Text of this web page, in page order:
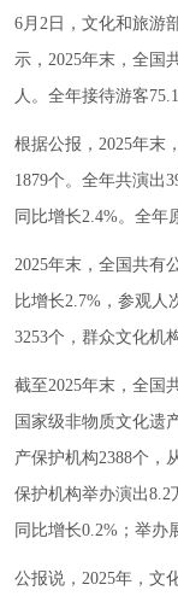
6月2日，文化和旅游
示，2025年末，全国
人。全年接待游客
根据公报，2025年末
1879个。全年共演出
同比增长2.4%。全年
2025年末，全国共有
比增长2.7%，参观人
3253个，群众文化机
截至2025年末，全国
国家级非物质文化遗
产保护机构2388个，
保护机构举办演出8.2
同比增长0.2%；举办
公报说，2025年，文